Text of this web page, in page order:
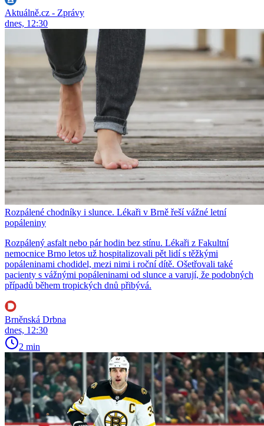
Aktuálně.cz - Zprávy
dnes, 12:30
Rozpálené chodníky i slunce. Lékaři v Brně řeší vážné letní
popáleniny
Rozpálený asfalt nebo pár hodin bez stínu. Lékaři z Fakultní
nemocnice Brno letos už hospitalizovali pět lidí s těžkými
popáleninami chodidel, mezi nimi i roční dítě. Ošetřovali také
pacienty s vážnými popáleninami od slunce a varují, že podobných
případů během tropických dnů přibývá.
Brněnská Drbna
dnes, 12:30
2 min